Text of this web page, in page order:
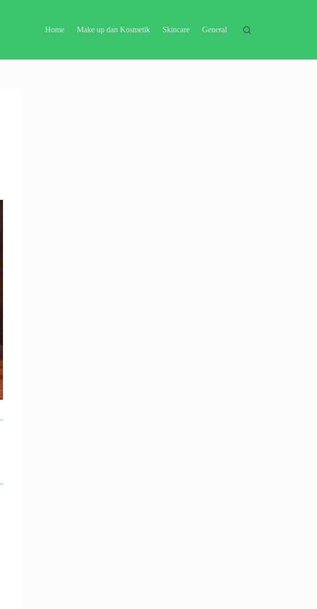
Home Make up dan Kosmetik Skincare General